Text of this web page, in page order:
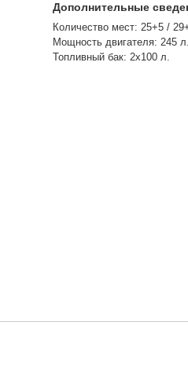
Дополнительные
Количество мест: 25+5 /
Мощность двигателя: 245
Топливный бак: 2х100 л.